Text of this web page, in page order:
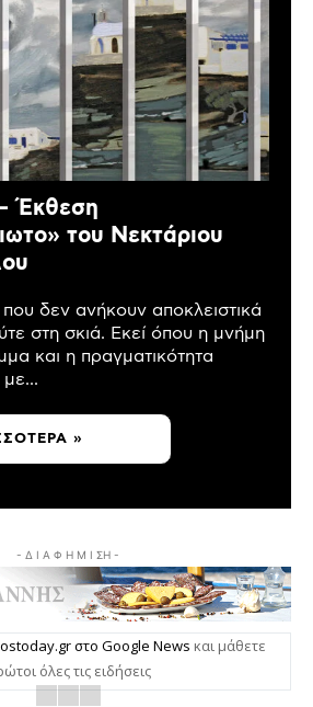
Έκθεση
του Νεκτάριου
δεν ανήκουν αποκλειστικά
στη σκιά. Εκεί όπου η μνήμη
και η πραγματικότητα
»
- Δ Ι Α Φ Η Μ Ι ΣΗ -
στο Google News και μάθετε
όλες τις ειδήσεις